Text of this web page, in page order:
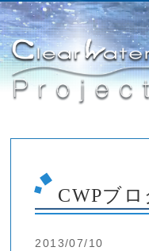
CWPブロ
2013/07/10